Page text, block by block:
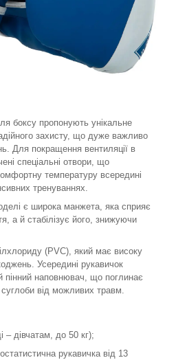
боксу пропонують унікальне
захисту, що дуже важливо
Для покращення вентиляції в
спеціальні отвори, що
температуру всередині
тренуваннях.
є широка манжета, яка сприяє
а й стабілізує його, знижуючи
(PVC), який має високу
Усередині рукавичок
наповнювач, що поглинає
від можливих травм.
– дівчатам, до 50 кг);
рукавичка від 13